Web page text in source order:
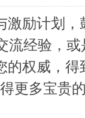
激励计划，
流经验，或
的权威，得
更多宝贵的